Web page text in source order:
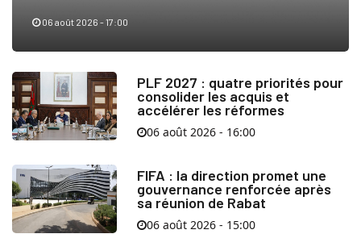
06 août 2026 - 17:00
PLF 2027 : quatre priorités pour
consolider les acquis et
accélérer les réformes
06 août 2026 - 16:00
FIFA : la direction promet une
gouvernance renforcée après
sa réunion de Rabat
06 août 2026 - 15:00